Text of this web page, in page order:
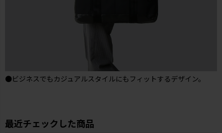
●ビジネスでもカジュアルスタイルにもフィットするデザイン。
最近チェックした商品